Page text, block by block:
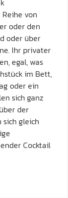
von
oder den
oder über
Ihr privater
egal, was
im Bett,
oder ein
sich ganz
der
gleich
Cocktail